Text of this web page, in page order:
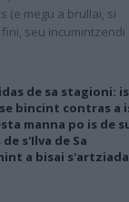
(e megu a brullai, si
seu incumintzendi
de sa stagioni: is
bincint contras a
manna po is de
s'Ilva de Sa
a bisai s'artziada